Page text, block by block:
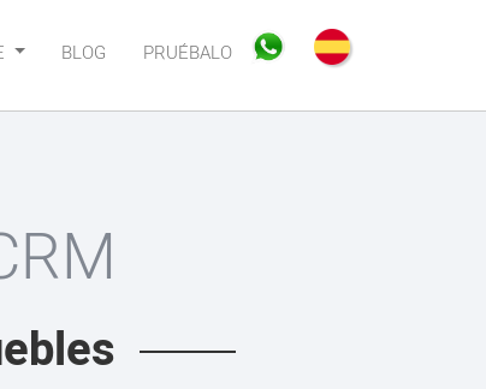
BLOG PRUÉBALO